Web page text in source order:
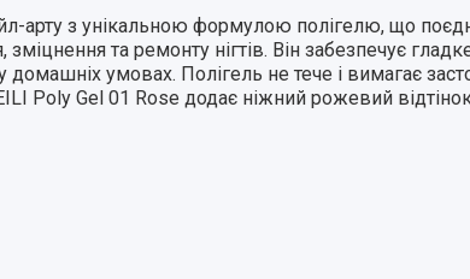
арту з унікальною формулою полігелю, що
та ремонту нігтів. Він забезпечує
умовах. Полігель не тече і вимагає
Poly Gel 01 Rose додає ніжний рожевий